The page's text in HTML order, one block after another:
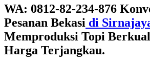
WA: 0812-82-234-876
Pesanan Bekasi di
Memproduksi Topi
Harga Terjangkau.